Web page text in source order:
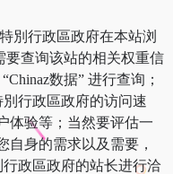
別行政區政府在本站浏
要查询该站的相关权重信
数据” 进行查询；
行政區政府的访问速
体验等；当然要评估一
自身的需求以及需要，
政區政府的站长进行洽